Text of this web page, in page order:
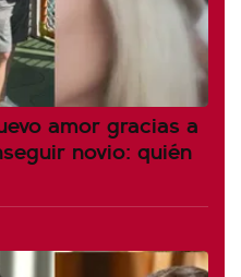
amor gracias a
novio: quién